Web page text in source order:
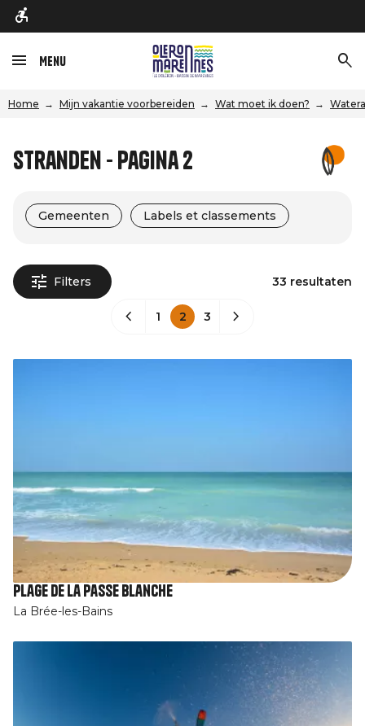
Menu
Home Mijn vakantie voorbereiden Wat moet ik doen?
Stranden - Pagina 2
Gemeenten Labels et classements
Filters 33 resultaten
1 2 3
Plage de la passe blanche
La Brée-les-Bains